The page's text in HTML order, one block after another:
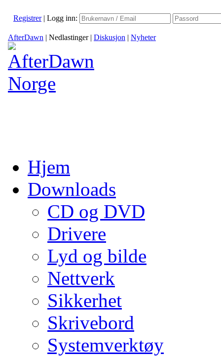
Registrer| Logg inn:
AfterDawn | Nedlastinger| Diskusjon | Nyheter
Hjem
Downloads
CD og DVD
Drivere
Lyd og bilde
Nettverk
Sikkerhet
Skrivebord
Systemverktøy